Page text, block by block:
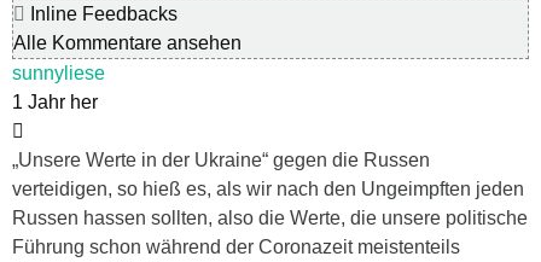
Inline Feedbacks
Alle Kommentare ansehen
sunnyliese
1 Jahr her
„Unsere Werte in der Ukraine“ gegen die Russen
verteidigen, so hieß es, als wir nach den Ungeimpften jeden
Russen hassen sollten, also die Werte, die unsere politische
Führung schon während der Coronazeit meistenteils